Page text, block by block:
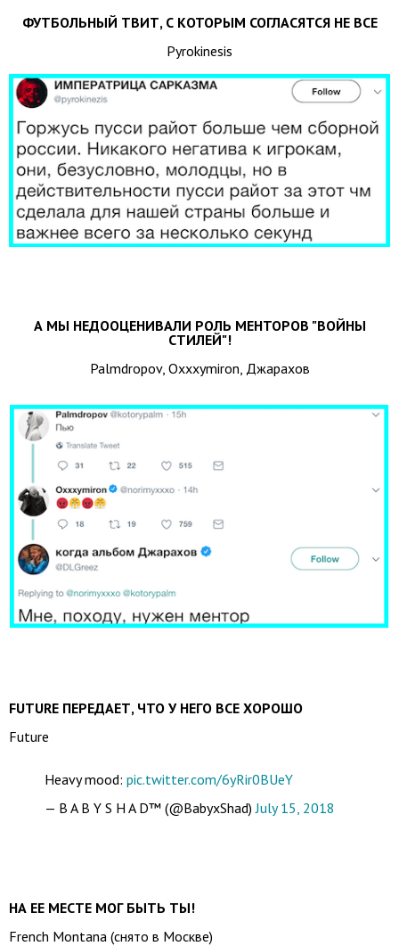
ФУТБОЛЬНЫЙ ТВИТ, С КОТОРЫМ СОГЛАСЯТСЯ НЕ ВСЕ
Pyrokinesis
А МЫ НЕДООЦЕНИВАЛИ РОЛЬ МЕНТОРОВ "ВОЙНЫ
СТИЛЕЙ"!
Palmdropov, Oxxxymiron, Джарахов
FUTURE ПЕРЕДАЕТ, ЧТО У НЕГО ВСЕ ХОРОШО
Future
Heavy mood: pic.twitter.com/6yRir0BUeY
— B A B Y S H A D™️ (@BabyxShad)July 15, 2018
НА ЕЕ МЕСТЕ МОГ БЫТЬ ТЫ!
French Montana (снято в Москве)